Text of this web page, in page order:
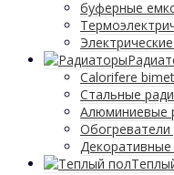
буферные
Calorifere
Стальные
Алюминиевые